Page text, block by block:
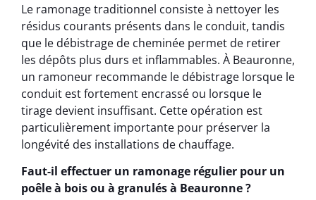
Le ramonage traditionnel consiste à nettoyer les
résidus courants présents dans le conduit, tandis
que le débistrage de cheminée permet de retirer
les dépôts plus durs et inflammables. À Beauronne,
un ramoneur recommande le débistrage lorsque le
conduit est fortement encrassé ou lorsque le
tirage devient insuffisant. Cette opération est
particulièrement importante pour préserver la
longévité des installations de chauffage.
Faut-il effectuer un ramonage régulier pour un
poêle à bois ou à granulés à Beauronne ?